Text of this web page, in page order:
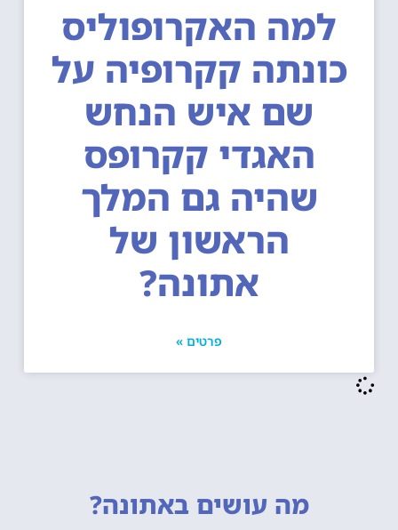
למה האקרופוליס
קקרופיה על
שם איש הנחש
האגדי קקרופס
שהיה גם המלך
הראשון של
אתונה?
מה עושים באתונה?